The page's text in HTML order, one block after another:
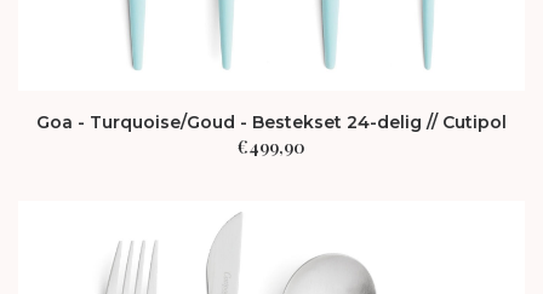
Goa - Turquoise/Goud - Bestekset 24-delig // Cutipol
€499,90